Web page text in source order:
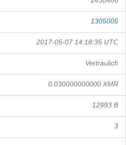
1305005
2017-05-07 14:18:35 UTC
Vertraulich
0.030000000000 XMR
12993 B
3